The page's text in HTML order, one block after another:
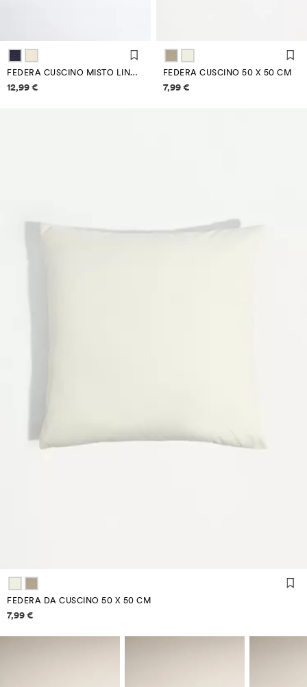
FEDERA CUSCINO MISTO LINO 50 X 50 CM
Informazioni sui prezzi
12,99 €
FEDERA CUSCINO 50 X 50 CM
Informazioni sui prezzi
7,99 €
FEDERA DA CUSCINO 50 X 50 CM
Informazioni sui prezzi
7,99 €